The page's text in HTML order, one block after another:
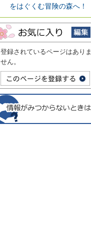
をはぐくむ冒険の森へ！
登録されているページはありま
せん。